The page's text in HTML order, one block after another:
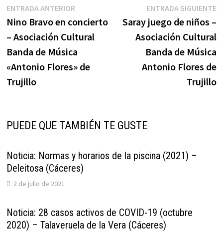
Navegación
de
entradas
ENTRADA ANTERIOREntrada
anterior:
Nino Bravo en concierto
– Asociación Cultural
Banda de Música
«Antonio Flores» de
Trujillo
ENTRADA SIGUIENTE
Saray juego de niños –
Asociación Cultural
Banda de Música
Antonio Flores de
Trujillo
PUEDE QUE TAMBIÉN TE GUSTE
Noticia: Normas y horarios de la piscina (2021) –
Deleitosa (Cáceres)
2 de julio de 2021
Noticia: 28 casos activos de COVID-19 (octubre
2020) – Talaveruela de la Vera (Cáceres)